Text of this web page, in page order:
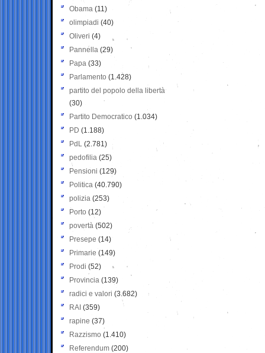
Obama (11)
olimpiadi (40)
Oliveri (4)
Pannella (29)
Papa (33)
Parlamento (1.428)
partito del popolo della libertà
(30)
Partito Democratico (1.034)
PD (1.188)
PdL (2.781)
pedofilia (25)
Pensioni (129)
Politica (40.790)
polizia (253)
Porto (12)
povertà (502)
Presepe (14)
Primarie (149)
Prodi (52)
Provincia (139)
radici e valori (3.682)
RAI (359)
rapine (37)
Razzismo (1.410)
Referendum (200)